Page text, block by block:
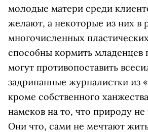
молодые матери среди
желают, а некоторые из них в
многочисленных
способны кормить младенцев
могут противопоставить
задрипанные журналистки из
кроме собственного
намеков на то, что природу
Они что, сами не мечтают